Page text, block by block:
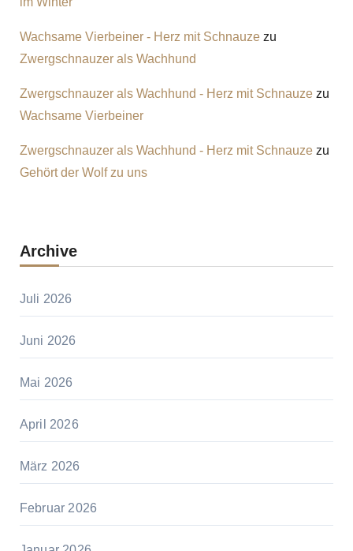
Wachsame Vierbeiner - Herz mit Schnauzezu
Zwergschnauzer als Wachhund
Zwergschnauzer als Wachhund - Herz mit Schnauzezu
Wachsame Vierbeiner
Zwergschnauzer als Wachhund - Herz mit Schnauzezu
Gehört der Wolf zu uns
Archive
Juli 2026
Juni 2026
Mai 2026
April 2026
März 2026
Februar 2026